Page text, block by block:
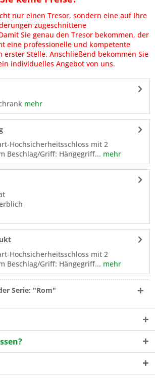
nur einen Tresor, sondern eine auf Ihre
zugeschnittene
Sie genau den Tresor bekommen, der
eine professionelle und kompetente
erster Stelle. Anschließend bekommen Sie
individuelles Angebot von uns.
mehr
Hochsicherheitsschloss mit 2
Beschlag/Griff: Hängegriff... mehr
Hochsicherheitsschloss mit 2
Beschlag/Griff: Hängegriff... mehr
Serie: "Rom"